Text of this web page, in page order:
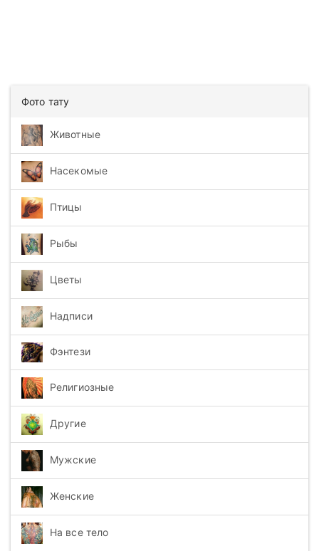
Фото тату
Животные
Насекомые
Птицы
Рыбы
Цветы
Надписи
Фэнтези
Религиозные
Другие
Мужские
Женские
На все тело